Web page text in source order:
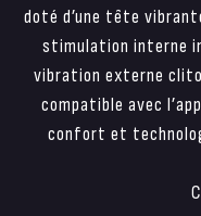
doté d’une tête
stimulation interne
vibration externe
compatible avec
confort et